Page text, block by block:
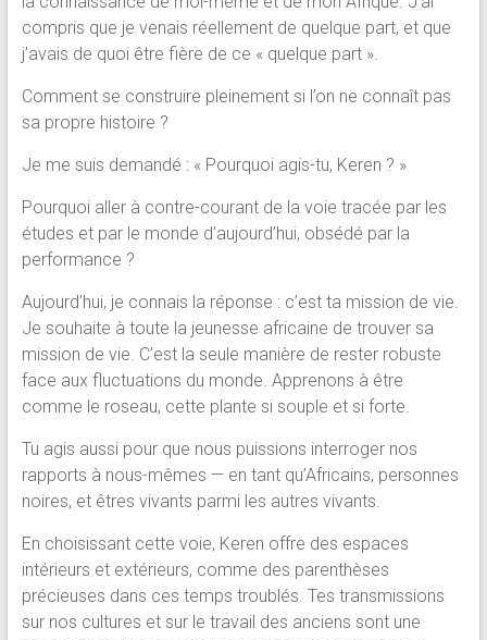
compris que je venais réellement de quelque part, et que
j’avais de quoi être fière de ce « quelque part ».
Comment se construire pleinement si l’on ne connaît pas
sa propre histoire ?
Je me suis demandé : « Pourquoi agis-tu, Keren ? »
Pourquoi aller à contre-courant de la voie tracée par les
études et par le monde d’aujourd’hui, obsédé par la
performance ?
Aujourd’hui, je connais la réponse : c’est ta mission de vie.
Je souhaite à toute la jeunesse africaine de trouver sa
mission de vie. C’est la seule manière de rester robuste
face aux fluctuations du monde. Apprenons à être
comme le roseau, cette plante si souple et si forte.
Tu agis aussi pour que nous puissions interroger nos
rapports à nous-mêmes — en tant qu’Africains, personnes
noires, et êtres vivants parmi les autres vivants.
En choisissant cette voie, Keren offre des espaces
intérieurs et extérieurs, comme des parenthèses
précieuses dans ces temps troublés. Tes transmissions
sur nos cultures et sur le travail des anciens sont une